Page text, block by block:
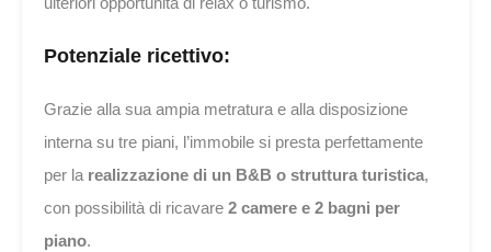
Potenziale ricettivo:
Grazie alla sua ampia metratura e alla disposizione
interna su tre piani, l’immobile si presta perfettamente
per la realizzazione di un B&B o struttura turistica,
con possibilità di ricavare 2 camere e 2 bagni per
piano.